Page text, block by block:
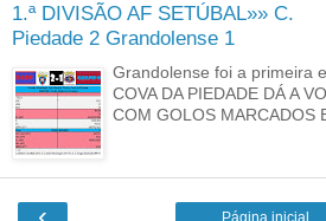
1.ª DIVISÃO AF SETÚBAL»» C.
Piedade 2 Grandolense 1
Grandolense foi a primeira
COVA DA PIEDADE DÁ A
COM GOLOS MARCADOS